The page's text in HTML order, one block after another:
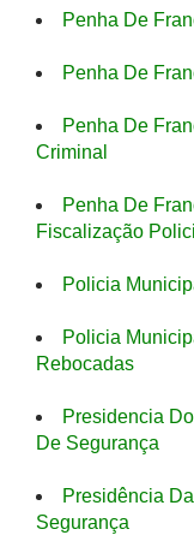
Penha De
Penha De
Penha De
Criminal
Penha De
Fiscalização
Policia
Policia
Rebocadas
Presidencia
De Segurança
Presidência
Segurança